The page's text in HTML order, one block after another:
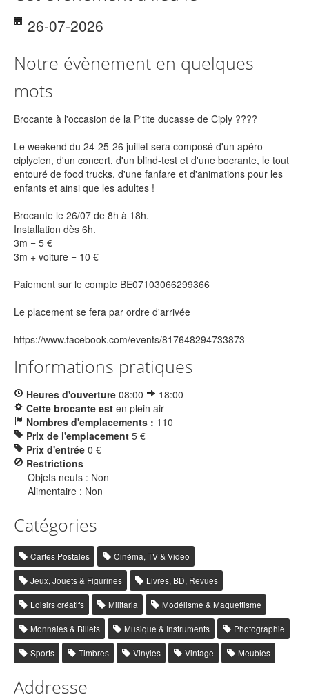
26-07-2026
Notre évènement en quelques
mots
Brocante à l'occasion de la P'tite ducasse de Ciply ????
Le weekend du 24-25-26 juillet sera composé d'un apéro
ciplycien, d'un concert, d'un blind-test et d'une bocrante, le tout
entouré de food trucks, d'une fanfare et d'animations pour les
enfants et ainsi que les adultes !
Brocante le 26/07 de 8h à 18h.
Installation dès 6h.
3m = 5 €
3m + voiture = 10 €
Paiement sur le compte BE07103066299366
Le placement se fera par ordre d'arrivée
https://www.facebook.com/events/817648294733873
Informations pratiques
Heures d'ouverture 08:00
18:00
Cette brocante est en plein air
Nombres d'emplacements : 110
Prix de l'emplacement 5 €
Prix d'entrée 0 €
Restrictions
Objets neufs : Non
Alimentaire : Non
Catégories
Cartes Postales Cinéma, TV & Video
Jeux, Jouets & Figurines Livres, BD, Revues
Loisirs créatifs Militaria Modélisme & Maquettisme
Monnaies & Billets Musique & Instruments Photographie
Sports Timbres Vinyles Vintage Meubles
Addresse